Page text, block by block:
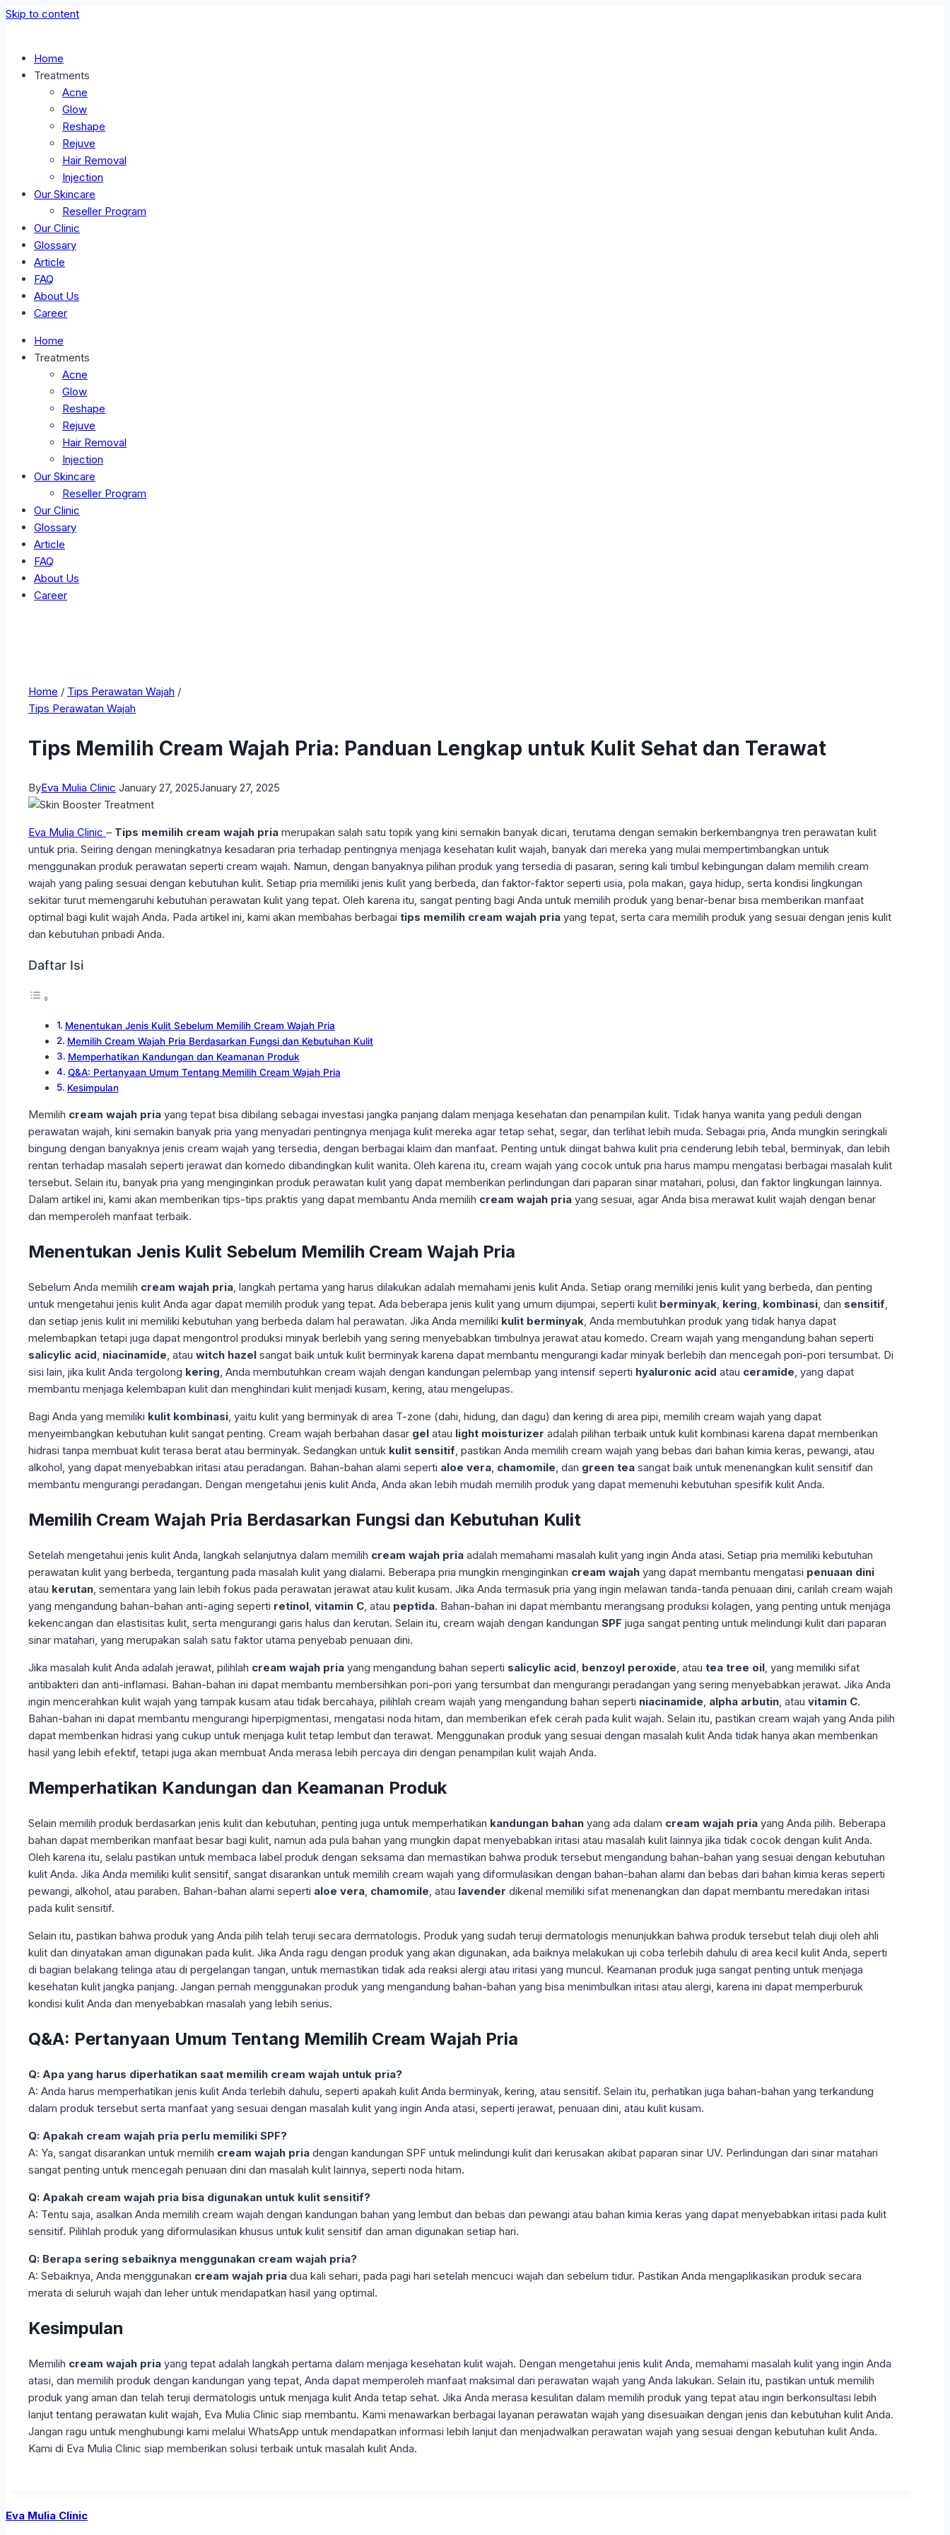
Skip to content
Home
Treatments
Acne
Glow
Reshape
Rejuve
Hair Removal
Injection
Our Skincare
Reseller Program
Our Clinic
Glossary
Article
FAQ
About Us
Career
Home
Treatments
Acne
Glow
Reshape
Rejuve
Hair Removal
Injection
Our Skincare
Reseller Program
Our Clinic
Glossary
Article
FAQ
About Us
Career
Home / Tips Perawatan Wajah /
Tips Perawatan Wajah
Tips Memilih Cream Wajah Pria: Panduan Lengkap untuk Kulit Sehat dan Terawat
ByEva Mulia Clinic January 27, 2025January 27, 2025
Eva Mulia Clinic – Tips memilih cream wajah pria merupakan salah satu topik yang kini semakin banyak dicari, terutama dengan semakin berkembangnya tren perawatan kulit
untuk pria. Seiring dengan meningkatnya kesadaran pria terhadap pentingnya menjaga kesehatan kulit wajah, banyak dari mereka yang mulai mempertimbangkan untuk
menggunakan produk perawatan seperti cream wajah. Namun, dengan banyaknya pilihan produk yang tersedia di pasaran, sering kali timbul kebingungan dalam memilih cream
wajah yang paling sesuai dengan kebutuhan kulit. Setiap pria memiliki jenis kulit yang berbeda, dan faktor-faktor seperti usia, pola makan, gaya hidup, serta kondisi lingkungan
sekitar turut memengaruhi kebutuhan perawatan kulit yang tepat. Oleh karena itu, sangat penting bagi Anda untuk memilih produk yang benar-benar bisa memberikan manfaat
optimal bagi kulit wajah Anda. Pada artikel ini, kami akan membahas berbagai tips memilih cream wajah pria yang tepat, serta cara memilih produk yang sesuai dengan jenis kulit
dan kebutuhan pribadi Anda.
Daftar Isi
Menentukan Jenis Kulit Sebelum Memilih Cream Wajah Pria
Memilih Cream Wajah Pria Berdasarkan Fungsi dan Kebutuhan Kulit
Memperhatikan Kandungan dan Keamanan Produk
Q&A: Pertanyaan Umum Tentang Memilih Cream Wajah Pria
Kesimpulan
Memilih cream wajah pria yang tepat bisa dibilang sebagai investasi jangka panjang dalam menjaga kesehatan dan penampilan kulit. Tidak hanya wanita yang peduli dengan
perawatan wajah, kini semakin banyak pria yang menyadari pentingnya menjaga kulit mereka agar tetap sehat, segar, dan terlihat lebih muda. Sebagai pria, Anda mungkin seringkali
bingung dengan banyaknya jenis cream wajah yang tersedia, dengan berbagai klaim dan manfaat. Penting untuk diingat bahwa kulit pria cenderung lebih tebal, berminyak, dan lebih
rentan terhadap masalah seperti jerawat dan komedo dibandingkan kulit wanita. Oleh karena itu, cream wajah yang cocok untuk pria harus mampu mengatasi berbagai masalah kulit
tersebut. Selain itu, banyak pria yang menginginkan produk perawatan kulit yang dapat memberikan perlindungan dari paparan sinar matahari, polusi, dan faktor lingkungan lainnya.
Dalam artikel ini, kami akan memberikan tips-tips praktis yang dapat membantu Anda memilih cream wajah pria yang sesuai, agar Anda bisa merawat kulit wajah dengan benar
dan memperoleh manfaat terbaik.
Menentukan Jenis Kulit Sebelum Memilih Cream Wajah Pria
Sebelum Anda memilih cream wajah pria, langkah pertama yang harus dilakukan adalah memahami jenis kulit Anda. Setiap orang memiliki jenis kulit yang berbeda, dan penting
untuk mengetahui jenis kulit Anda agar dapat memilih produk yang tepat. Ada beberapa jenis kulit yang umum dijumpai, seperti kulit berminyak, kering, kombinasi, dan sensitif,
dan setiap jenis kulit ini memiliki kebutuhan yang berbeda dalam hal perawatan. Jika Anda memiliki kulit berminyak, Anda membutuhkan produk yang tidak hanya dapat
melembapkan tetapi juga dapat mengontrol produksi minyak berlebih yang sering menyebabkan timbulnya jerawat atau komedo. Cream wajah yang mengandung bahan seperti
salicylic acid, niacinamide, atau witch hazel sangat baik untuk kulit berminyak karena dapat membantu mengurangi kadar minyak berlebih dan mencegah pori-pori tersumbat. Di
sisi lain, jika kulit Anda tergolong kering, Anda membutuhkan cream wajah dengan kandungan pelembap yang intensif seperti hyaluronic acid atau ceramide, yang dapat
membantu menjaga kelembapan kulit dan menghindari kulit menjadi kusam, kering, atau mengelupas.
Bagi Anda yang memiliki kulit kombinasi, yaitu kulit yang berminyak di area T-zone (dahi, hidung, dan dagu) dan kering di area pipi, memilih cream wajah yang dapat
menyeimbangkan kebutuhan kulit sangat penting. Cream wajah berbahan dasar gel atau light moisturizer adalah pilihan terbaik untuk kulit kombinasi karena dapat memberikan
hidrasi tanpa membuat kulit terasa berat atau berminyak. Sedangkan untuk kulit sensitif, pastikan Anda memilih cream wajah yang bebas dari bahan kimia keras, pewangi, atau
alkohol, yang dapat menyebabkan iritasi atau peradangan. Bahan-bahan alami seperti aloe vera, chamomile, dan green tea sangat baik untuk menenangkan kulit sensitif dan
membantu mengurangi peradangan. Dengan mengetahui jenis kulit Anda, Anda akan lebih mudah memilih produk yang dapat memenuhi kebutuhan spesifik kulit Anda.
Memilih Cream Wajah Pria Berdasarkan Fungsi dan Kebutuhan Kulit
Setelah mengetahui jenis kulit Anda, langkah selanjutnya dalam memilih cream wajah pria adalah memahami masalah kulit yang ingin Anda atasi. Setiap pria memiliki kebutuhan
perawatan kulit yang berbeda, tergantung pada masalah kulit yang dialami. Beberapa pria mungkin menginginkan cream wajah yang dapat membantu mengatasi penuaan dini
atau kerutan, sementara yang lain lebih fokus pada perawatan jerawat atau kulit kusam. Jika Anda termasuk pria yang ingin melawan tanda-tanda penuaan dini, carilah cream wajah
yang mengandung bahan-bahan anti-aging seperti retinol, vitamin C, atau peptida. Bahan-bahan ini dapat membantu merangsang produksi kolagen, yang penting untuk menjaga
kekencangan dan elastisitas kulit, serta mengurangi garis halus dan kerutan. Selain itu, cream wajah dengan kandungan SPF juga sangat penting untuk melindungi kulit dari paparan
sinar matahari, yang merupakan salah satu faktor utama penyebab penuaan dini.
Jika masalah kulit Anda adalah jerawat, pilihlah cream wajah pria yang mengandung bahan seperti salicylic acid, benzoyl peroxide, atau tea tree oil, yang memiliki sifat
antibakteri dan anti-inflamasi. Bahan-bahan ini dapat membantu membersihkan pori-pori yang tersumbat dan mengurangi peradangan yang sering menyebabkan jerawat. Jika Anda
ingin mencerahkan kulit wajah yang tampak kusam atau tidak bercahaya, pilihlah cream wajah yang mengandung bahan seperti niacinamide, alpha arbutin, atau vitamin C.
Bahan-bahan ini dapat membantu mengurangi hiperpigmentasi, mengatasi noda hitam, dan memberikan efek cerah pada kulit wajah. Selain itu, pastikan cream wajah yang Anda pilih
dapat memberikan hidrasi yang cukup untuk menjaga kulit tetap lembut dan terawat. Menggunakan produk yang sesuai dengan masalah kulit Anda tidak hanya akan memberikan
hasil yang lebih efektif, tetapi juga akan membuat Anda merasa lebih percaya diri dengan penampilan kulit wajah Anda.
Memperhatikan Kandungan dan Keamanan Produk
Selain memilih produk berdasarkan jenis kulit dan kebutuhan, penting juga untuk memperhatikan kandungan bahan yang ada dalam cream wajah pria yang Anda pilih. Beberapa
bahan dapat memberikan manfaat besar bagi kulit, namun ada pula bahan yang mungkin dapat menyebabkan iritasi atau masalah kulit lainnya jika tidak cocok dengan kulit Anda.
Oleh karena itu, selalu pastikan untuk membaca label produk dengan seksama dan memastikan bahwa produk tersebut mengandung bahan-bahan yang sesuai dengan kebutuhan
kulit Anda. Jika Anda memiliki kulit sensitif, sangat disarankan untuk memilih cream wajah yang diformulasikan dengan bahan-bahan alami dan bebas dari bahan kimia keras seperti
pewangi, alkohol, atau paraben. Bahan-bahan alami seperti aloe vera, chamomile, atau lavender dikenal memiliki sifat menenangkan dan dapat membantu meredakan iritasi
pada kulit sensitif.
Selain itu, pastikan bahwa produk yang Anda pilih telah teruji secara dermatologis. Produk yang sudah teruji dermatologis menunjukkan bahwa produk tersebut telah diuji oleh ahli
kulit dan dinyatakan aman digunakan pada kulit. Jika Anda ragu dengan produk yang akan digunakan, ada baiknya melakukan uji coba terlebih dahulu di area kecil kulit Anda, seperti
di bagian belakang telinga atau di pergelangan tangan, untuk memastikan tidak ada reaksi alergi atau iritasi yang muncul. Keamanan produk juga sangat penting untuk menjaga
kesehatan kulit jangka panjang. Jangan pernah menggunakan produk yang mengandung bahan-bahan yang bisa menimbulkan iritasi atau alergi, karena ini dapat memperburuk
kondisi kulit Anda dan menyebabkan masalah yang lebih serius.
Q&A: Pertanyaan Umum Tentang Memilih Cream Wajah Pria
Q: Apa yang harus diperhatikan saat memilih cream wajah untuk pria?
A: Anda harus memperhatikan jenis kulit Anda terlebih dahulu, seperti apakah kulit Anda berminyak, kering, atau sensitif. Selain itu, perhatikan juga bahan-bahan yang terkandung
dalam produk tersebut serta manfaat yang sesuai dengan masalah kulit yang ingin Anda atasi, seperti jerawat, penuaan dini, atau kulit kusam.
Q: Apakah cream wajah pria perlu memiliki SPF?
A: Ya, sangat disarankan untuk memilih cream wajah pria dengan kandungan SPF untuk melindungi kulit dari kerusakan akibat paparan sinar UV. Perlindungan dari sinar matahari
sangat penting untuk mencegah penuaan dini dan masalah kulit lainnya, seperti noda hitam.
Q: Apakah cream wajah pria bisa digunakan untuk kulit sensitif?
A: Tentu saja, asalkan Anda memilih cream wajah dengan kandungan bahan yang lembut dan bebas dari pewangi atau bahan kimia keras yang dapat menyebabkan iritasi pada kulit
sensitif. Pilihlah produk yang diformulasikan khusus untuk kulit sensitif dan aman digunakan setiap hari.
Q: Berapa sering sebaiknya menggunakan cream wajah pria?
A: Sebaiknya, Anda menggunakan cream wajah pria dua kali sehari, pada pagi hari setelah mencuci wajah dan sebelum tidur. Pastikan Anda mengaplikasikan produk secara
merata di seluruh wajah dan leher untuk mendapatkan hasil yang optimal.
Kesimpulan
Memilih cream wajah pria yang tepat adalah langkah pertama dalam menjaga kesehatan kulit wajah. Dengan mengetahui jenis kulit Anda, memahami masalah kulit yang ingin Anda
atasi, dan memilih produk dengan kandungan yang tepat, Anda dapat memperoleh manfaat maksimal dari perawatan wajah yang Anda lakukan. Selain itu, pastikan untuk memilih
produk yang aman dan telah teruji dermatologis untuk menjaga kulit Anda tetap sehat. Jika Anda merasa kesulitan dalam memilih produk yang tepat atau ingin berkonsultasi lebih
lanjut tentang perawatan kulit wajah, Eva Mulia Clinic siap membantu. Kami menawarkan berbagai layanan perawatan wajah yang disesuaikan dengan jenis dan kebutuhan kulit Anda.
Jangan ragu untuk menghubungi kami melalui WhatsApp untuk mendapatkan informasi lebih lanjut dan menjadwalkan perawatan wajah yang sesuai dengan kebutuhan kulit Anda.
Kami di Eva Mulia Clinic siap memberikan solusi terbaik untuk masalah kulit Anda.
Eva Mulia Clinic